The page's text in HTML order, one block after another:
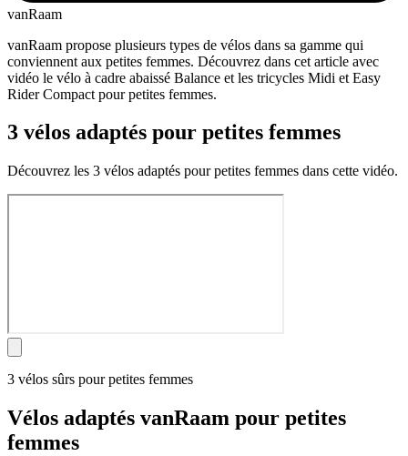
vanRaam
vanRaam propose plusieurs types de vélos dans sa gamme qui
conviennent aux petites femmes. Découvrez dans cet article avec
vidéo le vélo à cadre abaissé Balance et les tricycles Midi et Easy
Rider Compact pour petites femmes.
3 vélos adaptés pour petites femmes
Découvrez les 3 vélos adaptés pour petites femmes dans cette vidéo.
3 vélos sûrs pour petites femmes
Vélos adaptés vanRaam pour petites
femmes